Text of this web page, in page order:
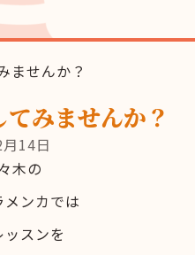
ませんか？
みませんか？
14日
木の
ンカでは
スンを